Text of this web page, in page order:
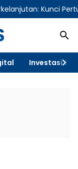
Kunci
Investasi &